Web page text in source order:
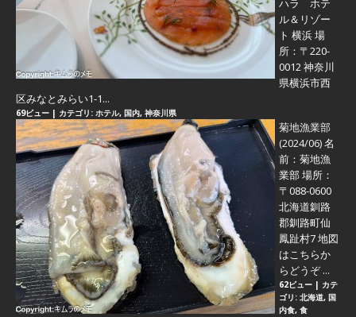
ハラ ホテ
ル＆リゾー
ト 横浜 場
所：〒220-
0012 神奈川
県横浜市西
区みなとみらい1-1...
69ビュー | カテゴリ: ホテル, 国内, 神奈川県
菊地漁業部
(2024/06)名
前：菊地漁
業部 場所：
〒088-0600
北海道釧路
郡釧路町仙
鳳趾村7 地図
はこちらか
らどうぞ ...
62ビュー | カテ
ゴリ: 北海道, 国
内食, 食